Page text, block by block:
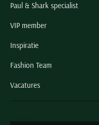
Paul & Shark specialist
VIP member
Inspiratie
Fashion Team
Vacatures